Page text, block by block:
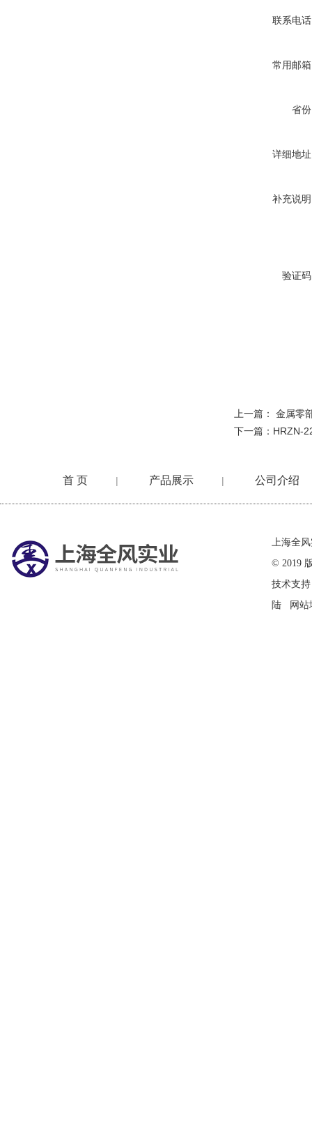
联系电
常用邮
省
详细地
补充说
验证
上一篇： 金属零
下一篇： HRZN-
首 页 | 产品展示 | 公司介绍
上海全
© 2019
技术支
陆
网站